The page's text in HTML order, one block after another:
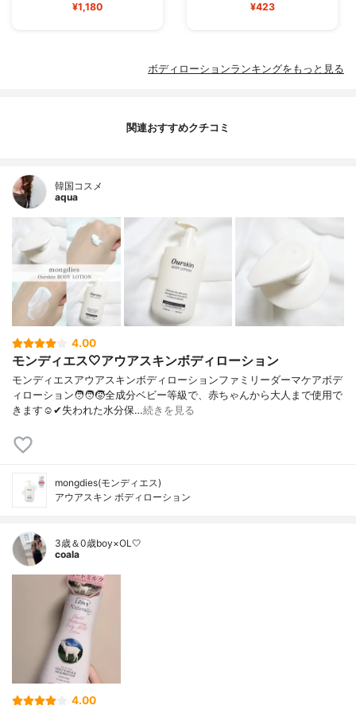
¥1,180 ¥423
ボディローションランキングをもっと見る
関連おすすめクチコミ
韓国コスメ
aqua
4.00
モンディエス🤍アウアスキンボディローション
モンディエスアウアスキンボディローションファミリーダーマケアボデ
ィローション🧑‍🧑‍🧒全成分ベビー等級で、赤ちゃんから大人まで使用で
きます☺️✔︎失われた水分保…続きを見る
mongdies(モンディエス)
アウアスキン ボディローション
3歳＆0歳boy×OL🤍
coala
4.00